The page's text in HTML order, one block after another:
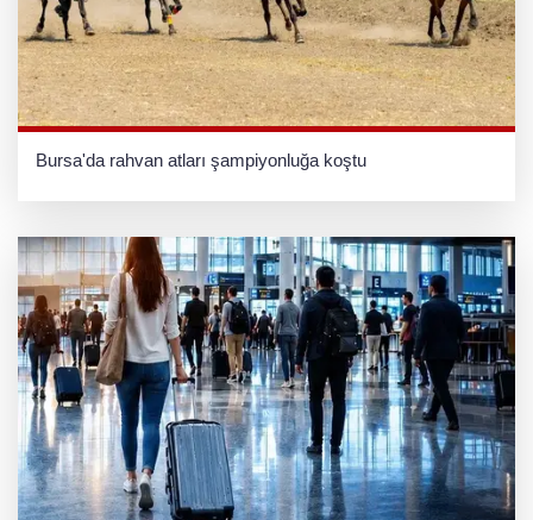
Bursa'da rahvan atları şampiyonluğa koştu